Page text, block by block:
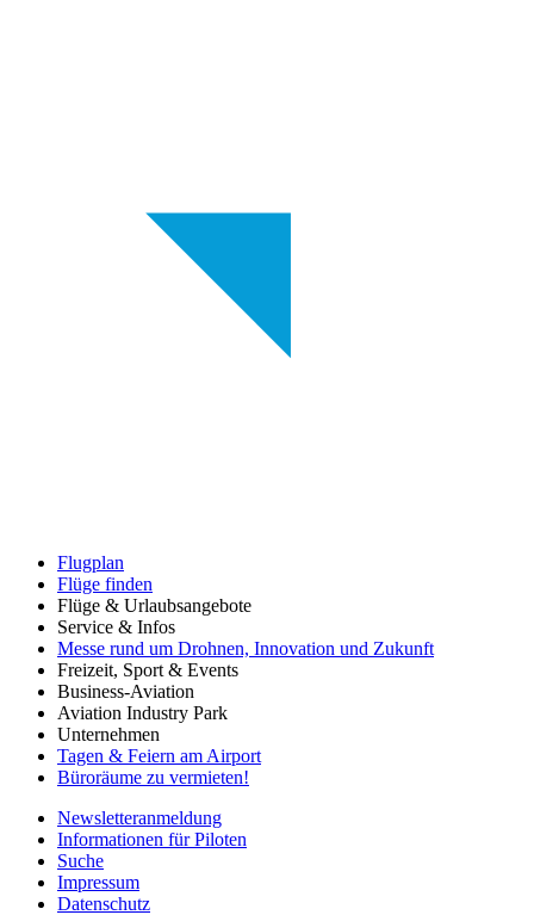
Flugplan
Flüge finden
Flüge & Urlaubsangebote
Service & Infos
Messe rund um Drohnen, Innovation und Zukunft
Freizeit, Sport & Events
Business-Aviation
Aviation Industry Park
Unternehmen
Tagen & Feiern am Airport
Büroräume zu vermieten!
Newsletteranmeldung
Informationen für Piloten
Suche
Impressum
Datenschutz